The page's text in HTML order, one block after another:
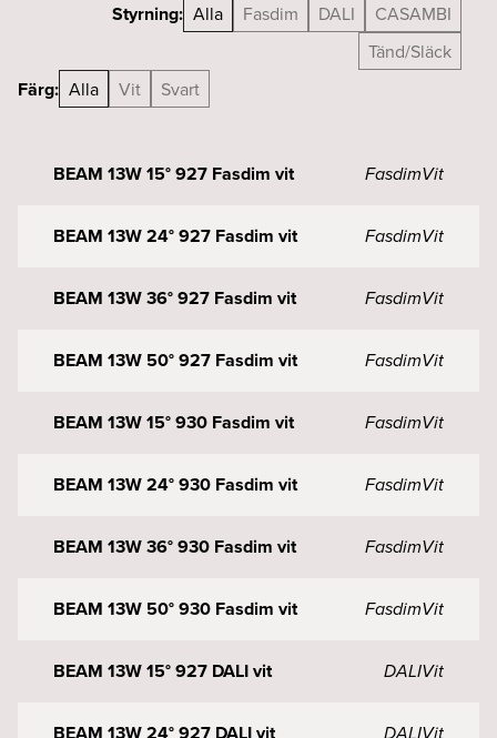
Styrning: Alla Fasdim DALI
CASAMBI
Tänd/Släck
Färg: Alla Vit Svart
BEAM 13W 15° 927 Fasdim vit FasdimVit
BEAM 13W 24° 927 Fasdim vit FasdimVit
BEAM 13W 36° 927 Fasdim vit FasdimVit
BEAM 13W 50° 927 Fasdim vit FasdimVit
BEAM 13W 15° 930 Fasdim vit FasdimVit
BEAM 13W 24° 930 Fasdim vit FasdimVit
BEAM 13W 36° 930 Fasdim vit FasdimVit
BEAM 13W 50° 930 Fasdim vit FasdimVit
BEAM 13W 15° 927 DALI vit DALIVit